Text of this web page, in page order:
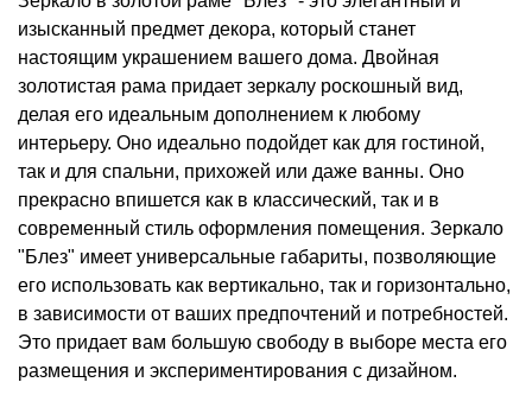
изысканный предмет декора, который станет
настоящим украшением вашего дома. Двойная
золотистая рама придает зеркалу роскошный вид,
делая его идеальным дополнением к любому
интерьеру. Оно идеально подойдет как для гостиной,
так и для спальни, прихожей или даже ванны. Оно
прекрасно впишется как в классический, так и в
современный стиль оформления помещения. Зеркало
"Блез" имеет универсальные габариты, позволяющие
его использовать как вертикально, так и горизонтально,
в зависимости от ваших предпочтений и потребностей.
Это придает вам большую свободу в выборе места его
размещения и экспериментирования с дизайном.